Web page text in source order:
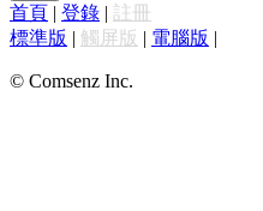
首頁 | 登錄 | 註冊
標準版 | 觸屏版 | 電腦版 |
© Comsenz Inc.